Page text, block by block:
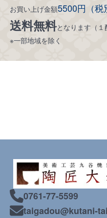
お買い上げ金額5500円（税
送料無料となります（１
※一部地域を除く
0761-77-5599
taigadou@kutani-